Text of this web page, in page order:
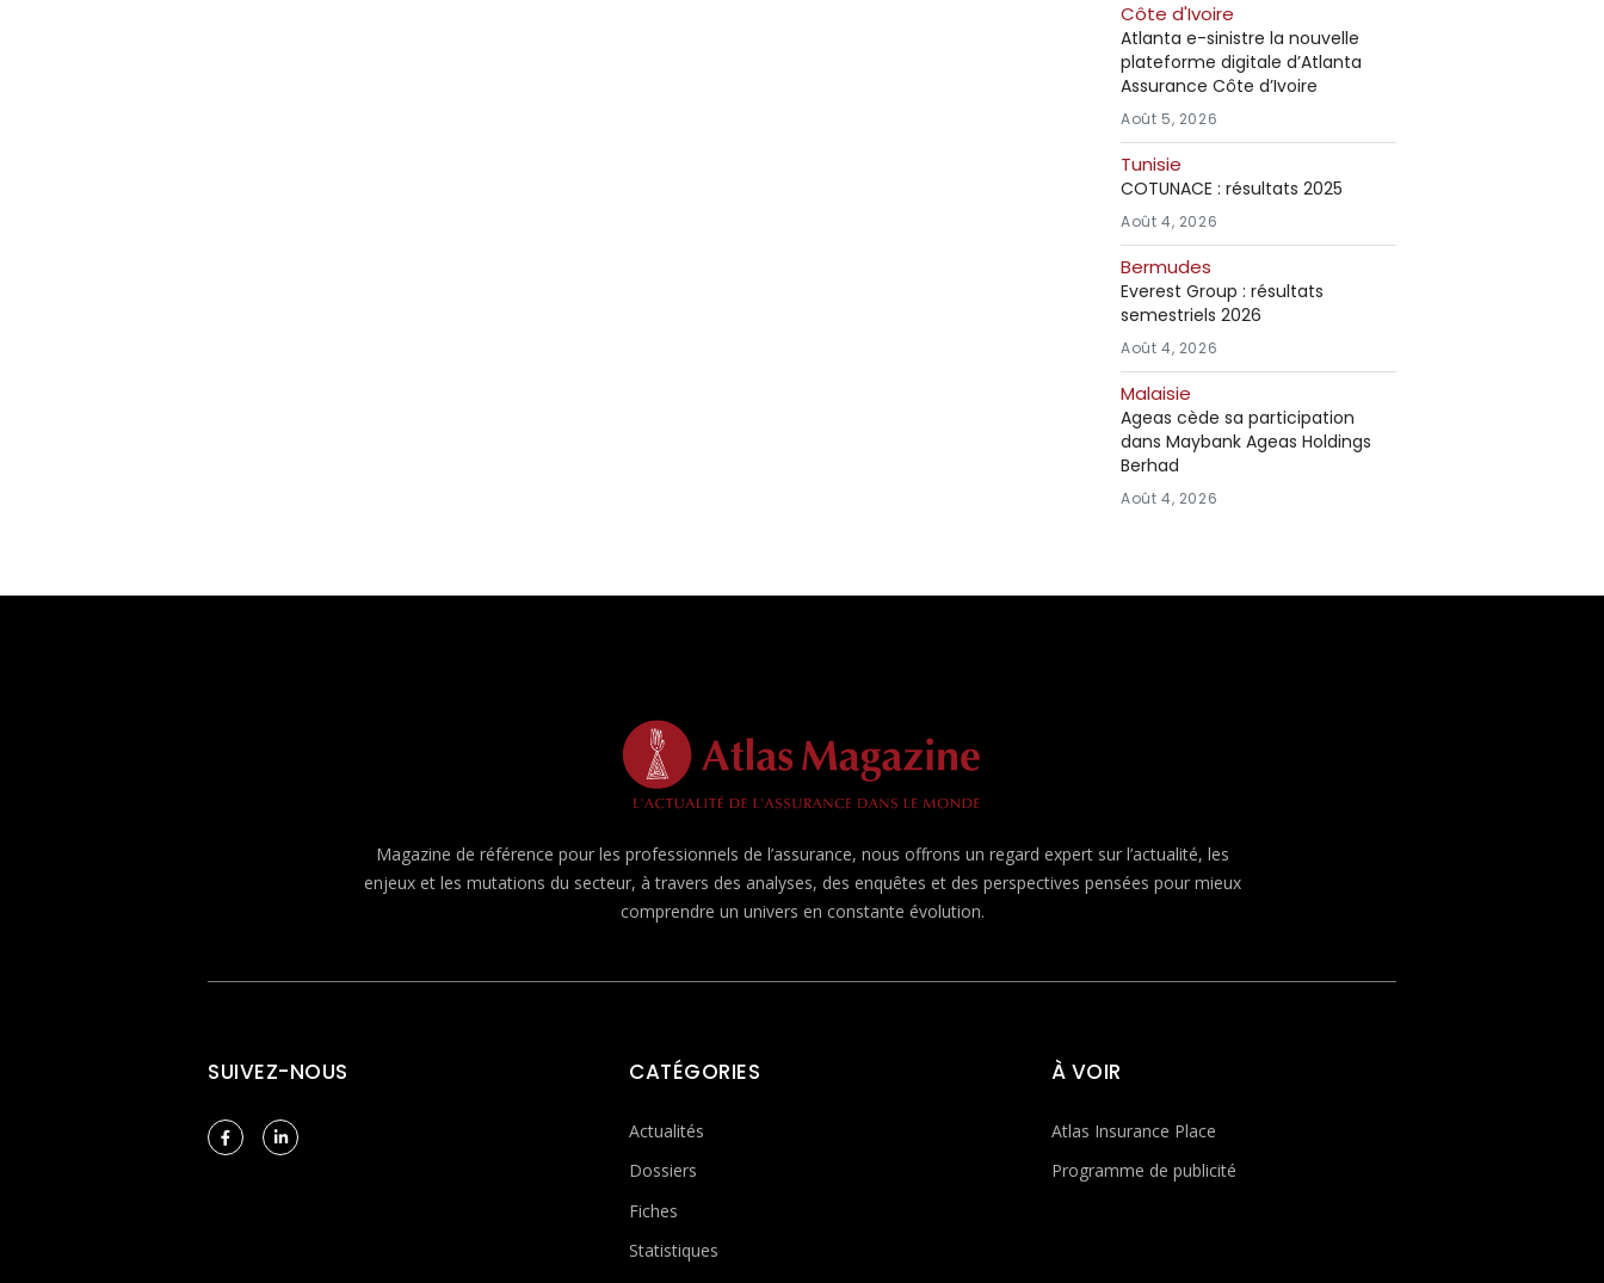
Côte d'Ivoire
Atlanta e-sinistre la nouvelle
plateforme digitale d’Atlanta
Assurance Côte d’Ivoire
Août 5, 2026
Tunisie
COTUNACE : résultats 2025
Août 4, 2026
Bermudes
Everest Group : résultats
semestriels 2026
Août 4, 2026
Malaisie
Ageas cède sa participation
dans Maybank Ageas Holdings
Berhad
Août 4, 2026
Magazine de référence pour les professionnels de l’assurance, nous offrons un regard expert sur l’actualité, les
enjeux et les mutations du secteur, à travers des analyses, des enquêtes et des perspectives pensées pour mieux
comprendre un univers en constante évolution.
SUIVEZ-NOUS CATÉGORIES
Actualités
Dossiers
Fiches
Statistiques
À VOIR
Atlas Insurance Place
Programme de publicité